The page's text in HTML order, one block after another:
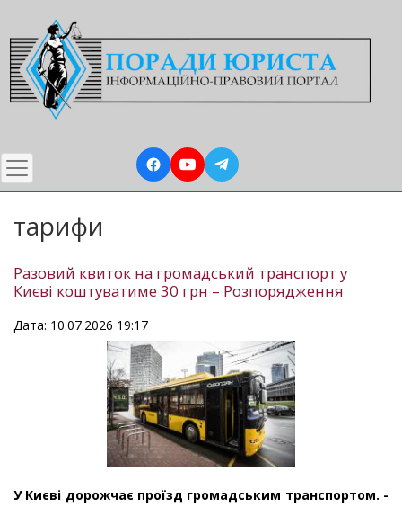
до
основного
вмісту
тарифи
Разовий квиток на громадський транспорт у
Києві коштуватиме 30 грн – Розпорядження
Дата: 10.07.2026 19:17
У Києві дорожчає проїзд громадським транспортом. -